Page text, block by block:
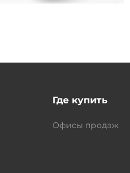
Где купить
Офисы продаж